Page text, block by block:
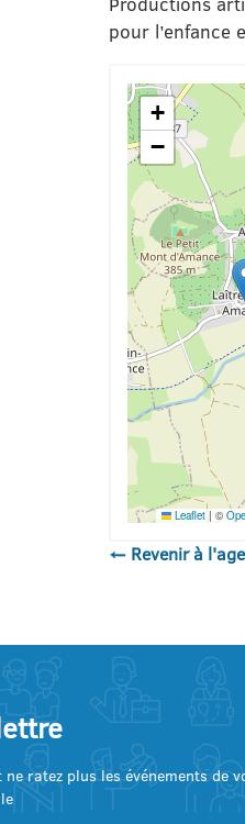
pour
+
−
Leaflet | ©
← Revenir à
ne ratez plus les événements de